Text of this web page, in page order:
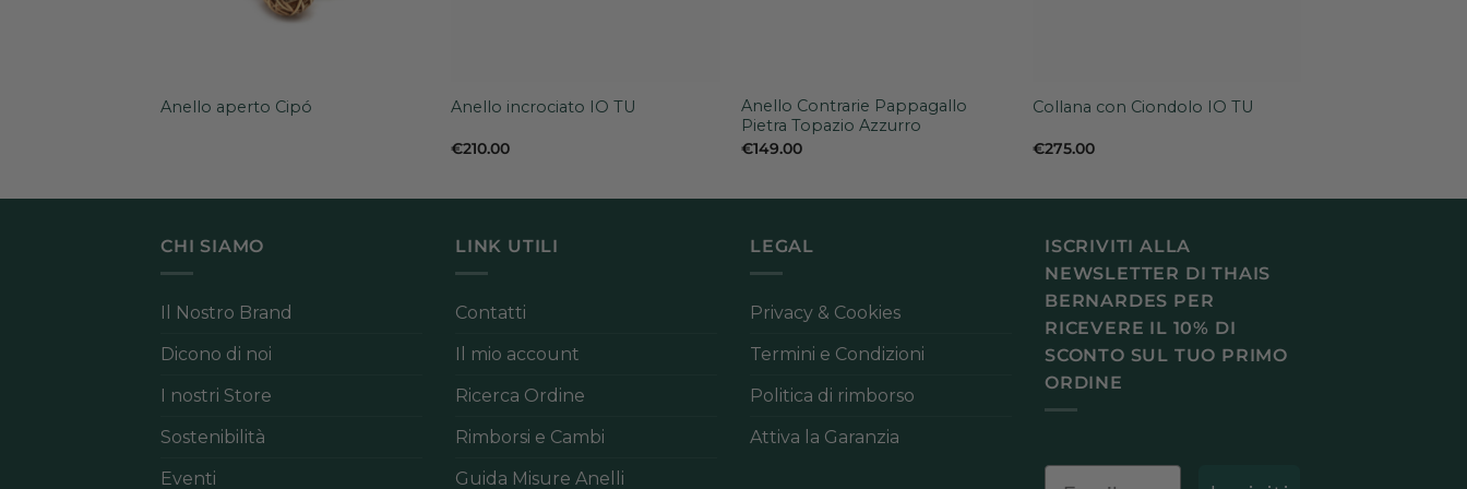
Anello aperto Cipó Anello incrociato IO TU
€210.00
Anello Contrarie Pappagallo
Pietra Topazio Azzurro
€149.00
Collana con Ciondolo IO TU
€275.00
CHI SIAMO
Il Nostro Brand
Dicono di noi
I nostri Store
Sostenibilità
Eventi
LINK UTILI
Contatti
Il mio account
Ricerca Ordine
Rimborsi e Cambi
Guida Misure Anelli
LEGAL
Privacy & Cookies
Termini e Condizioni
Politica di rimborso
Attiva la Garanzia
ISCRIVITI ALLA
NEWSLETTER DI THAIS
BERNARDES PER
RICEVERE IL 10% DI
SCONTO SUL TUO PRIMO
ORDINE